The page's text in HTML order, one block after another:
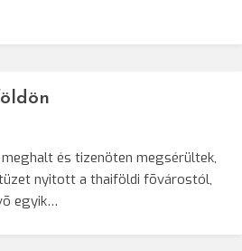
és tizenöten megsérültek,
nyitott a thaiföldi fõvárostól,
egyik…